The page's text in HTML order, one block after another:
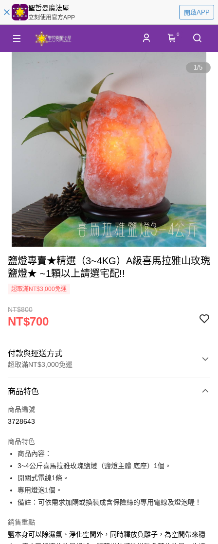
聖哲曼魔法屋
立刻使用官方APP
開啟APP
0
1/5
鹽燈專賣★精選（3~4KG）A級喜馬拉雅山玫瑰
鹽燈★ ~1顆以上請選宅配!!
超取滿NT$3,000免運
NT$800
NT$700
付款與運送方式
超取滿NT$3,000免運
信用卡一次付款
超商取貨付款
Apple Pay
街口支付
悠遊付
ATM付款
商品特色
商品編號
3728643
商品特色
商品內容：
3~4公斤喜馬拉雅玫瑰鹽燈（鹽燈主體 底座）1個。
開關式電線1條。
專用燈泡1個。
備註：可依需求加購或換裝成含保險絲的專用電線及燈泡喔！
銷售重點
鹽本身可以除濕氣、淨化空間外，同時釋放負離子，為空間帶來穩